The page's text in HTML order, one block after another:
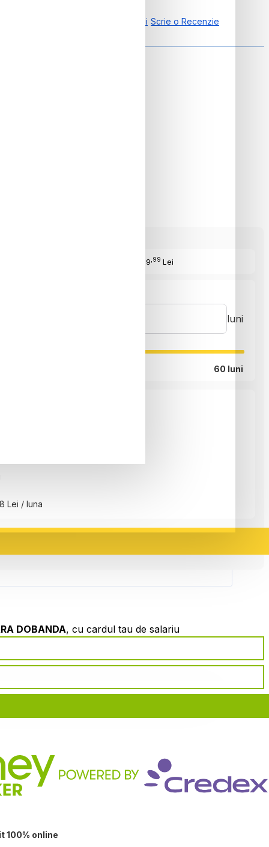
0.00 din 0 Recenzii Scrie o Recenzie
:809 ,99 Lei
luni
60 luni
Lei / luna
DOBANDA, cu cardul tau de salariu
100% online